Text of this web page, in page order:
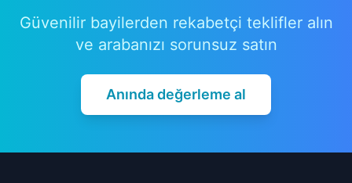
Güvenilir bayilerden rekabetçi teklifler alın
ve arabanızı sorunsuz satın
Anında değerleme al